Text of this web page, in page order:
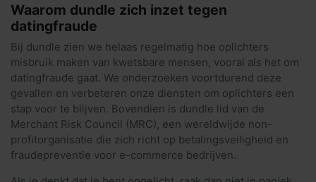
Waarom dundle zich inzet tegen
datingfraude
Bij dundle zien we helaas regelmatig hoe oplichters
misbruik maken van kwetsbare mensen, vooral als het om
datingfraude gaat. We onderzoeken voortdurend deze
gevallen en verbeteren onze diensten om oplichters een
stap voor te blijven. Bovendien is dundle lid van de
Merchant Risk Council (MRC), een wereldwijde non-
profitorganisatie die zich richt op betalingsveiligheid en
fraudepreventie voor e-commerce bedrijven.